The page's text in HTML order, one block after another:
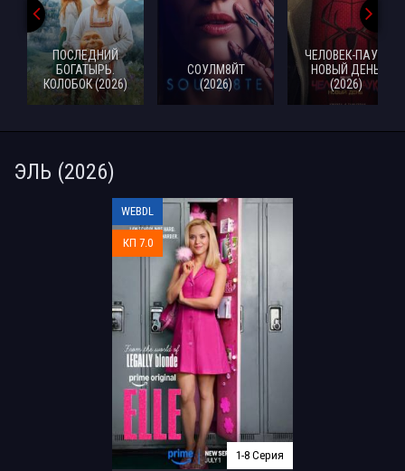
ПОСЛЕДНИЙ
БОГАТЫРЬ.
КОЛОБОК (2026)
СОУЛМ8ЙТ
(2026)
ЧЕЛОВЕК-ПАУК:
НОВЫЙ ДЕНЬ
(2026)
ЭЛЬ (2026)
WEBDL
КП 7.0
1-8 Серия